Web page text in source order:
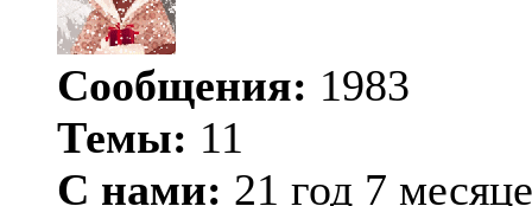
Сообщения: 1983
Темы: 11
С нами: 21 год 7